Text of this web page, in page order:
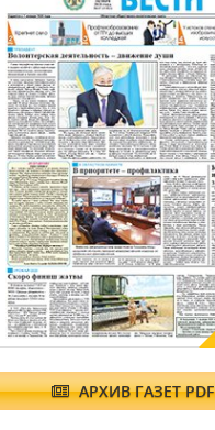
АРХИВ ГАЗЕТ PDF